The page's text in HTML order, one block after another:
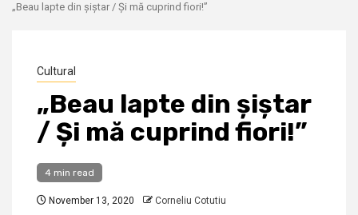
„Beau lapte din șiștar / Și mă cuprind fiori!”
Cultural
„Beau lapte din șiștar
/ Și mă cuprind fiori!”
4 min read
November 13, 2020 Corneliu Cotutiu